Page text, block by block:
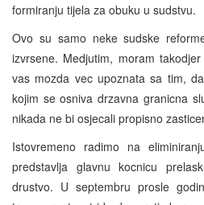
formiranju tijela za obuku u sudstvu.
Ovo su samo neke sudske
izvrsene. Medjutim, moram
vas mozda vec upoznata sa tim,
kojim se osniva drzavna granicna
nikada ne bi osjecali propisno
Istovremeno radimo na
predstavlja glavnu kocnicu
drustvo. U septembru prosle